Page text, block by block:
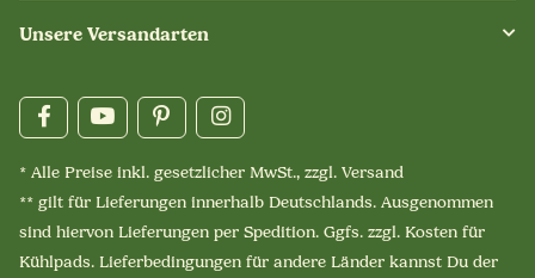
Unsere Versandarten
* Alle Preise inkl. gesetzlicher MwSt., zzgl. Versand
** gilt für Lieferungen innerhalb Deutschlands. Ausgenommen
sind hiervon Lieferungen per Spedition. Ggfs. zzgl. Kosten für
Kühlpads. Lieferbedingungen für andere Länder kannst Du der